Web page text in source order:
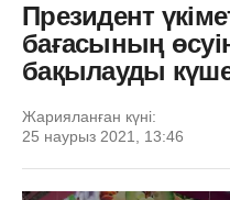
Президент
бағасының
бақылауды
Жарияланған күні:
25 наурыз 2021, 13:46